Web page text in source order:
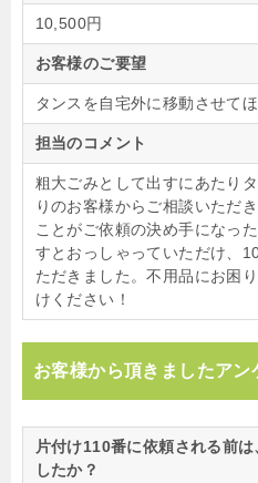
10,500円
お客様のご要望
タンスを自宅外に移動させて
担当のコメント
粗大ごみとして出すにあたり
りのお客様からご相談いただ
ことがご依頼の決め手になっ
すとおっしゃっていただけ、
ただきました。不用品にお困
けください！
お客様から頂きましたアン
片付け110番に依頼される前
したか？